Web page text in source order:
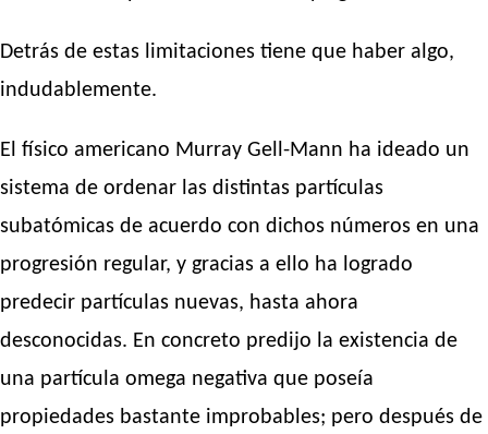
Detrás de estas limitaciones tiene que haber algo,
indudablemente.
El físico americano Murray Gell-Mann ha ideado un
sistema de ordenar las distintas partículas
subatómicas de acuerdo con dichos números en una
progresión regular, y gracias a ello ha logrado
predecir partículas nuevas, hasta ahora
desconocidas. En concreto predijo la existencia de
una partícula omega negativa que poseía
propiedades bastante improbables; pero después de